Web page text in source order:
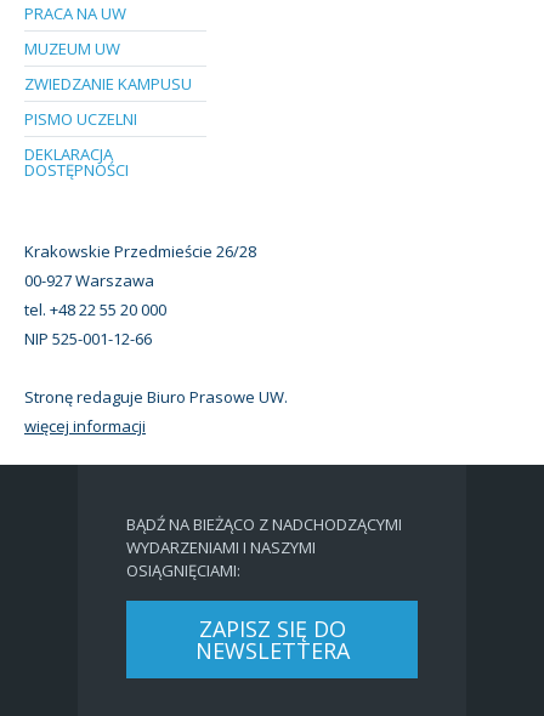
PRACA NA UW
MUZEUM UW
ZWIEDZANIE KAMPUSU
PISMO UCZELNI
DEKLARACJA
DOSTĘPNOŚCI
Krakowskie Przedmieście 26/28
00-927 Warszawa
tel. +48 22 55 20 000
NIP 525-001-12-66
Stronę redaguje Biuro Prasowe UW.
więcej informacji
BĄDŹ NA BIEŻĄCO Z NADCHODZĄCYMI
WYDARZENIAMI I NASZYMI
OSIĄGNIĘCIAMI:
ZAPISZ SIĘ DO
NEWSLETTERA